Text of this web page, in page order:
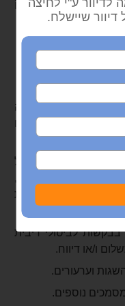
הנובע ממבצע צוק
בכירה שומה
באגפי המיסים
ומתוך מטרה להקל
המגויסים,
לגלות התחשבות
בחוק, לרבות:
לביטולי ריבית
ו/או דיווח.
וערעורים.
נוספים.